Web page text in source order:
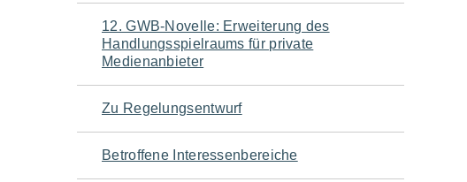
Navigation
für
den
Seiteninhalt
12. GWB-Novelle: Erweiterung des
Handlungsspielraums für private
Medienanbieter
Zu Regelungsentwurf
Betroffene Interessenbereiche